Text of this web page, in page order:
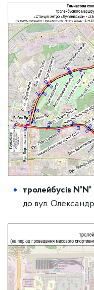
тролейбусів №№
до вул.